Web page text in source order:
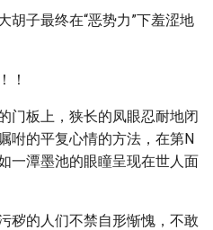
胡子最终在“恶势力”下羞涩地
！
门板上，狭长的凤眼忍耐地闭
咐的平复心情的方法，在第N
一潭墨池的眼瞳呈现在世人面
秽的人们不禁自形惭愧，不敢